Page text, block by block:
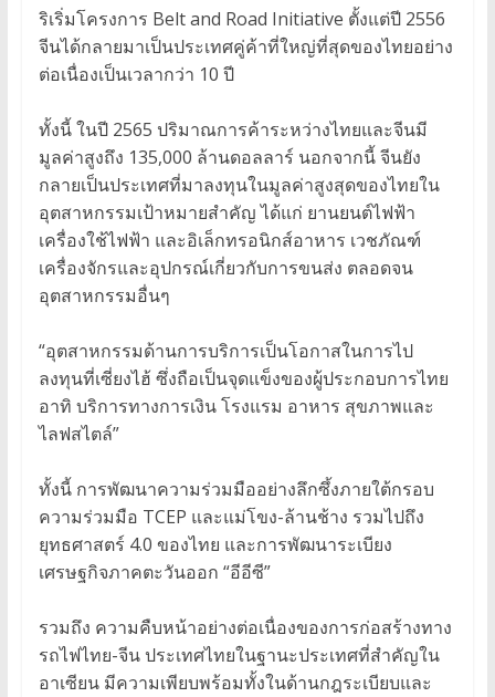
ริเริ่มโครงการ Belt and Road Initiative ตั้งแต่ปี 2556
จีนได้กลายมาเป็นประเทศคู่ค้าที่ใหญ่ที่สุดของไทยอย่าง
ต่อเนื่องเป็นเวลากว่า 10 ปี
ทั้งนี้ ในปี 2565 ปริมาณการค้าระหว่างไทยและจีนมี
มูลค่าสูงถึง 135,000 ล้านดอลลาร์ นอกจากนี้ จีนยัง
กลายเป็นประเทศที่มาลงทุนในมูลค่าสูงสุดของไทยใน
อุตสาหกรรมเป้าหมายสำคัญ ได้แก่ ยานยนต์ไฟฟ้า
เครื่องใช้ไฟฟ้า และอิเล็กทรอนิกส์อาหาร เวชภัณฑ์
เครื่องจักรและอุปกรณ์เกี่ยวกับการขนส่ง ตลอดจน
อุตสาหกรรมอื่นๆ
“อุตสาหกรรมด้านการบริการเป็นโอกาสในการไป
ลงทุนที่เซี่ยงไฮ้ ซึ่งถือเป็นจุดแข็งของผู้ประกอบการไทย
อาทิ บริการทางการเงิน โรงแรม อาหาร สุขภาพและ
ไลฟสไตล์”
ทั้งนี้ การพัฒนาความร่วมมืออย่างลึกซึ้งภายใต้กรอบ
ความร่วมมือ TCEP และแม่โขง-ล้านช้าง รวมไปถึง
ยุทธศาสตร์ 4.0 ของไทย และการพัฒนาระเบียง
เศรษฐกิจภาคตะวันออก “อีอีซี”
รวมถึง ความคืบหน้าอย่างต่อเนื่องของการก่อสร้างทาง
รถไฟไทย-จีน ประเทศไทยในฐานะประเทศที่สำคัญใน
อาเซียน มีความเพียบพร้อมทั้งในด้านกฎระเบียบและ